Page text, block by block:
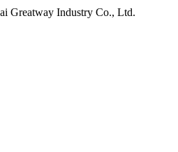
Greatway Industry Co., Ltd.